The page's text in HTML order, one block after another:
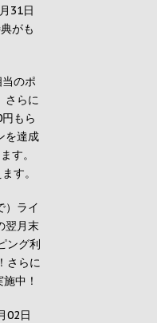
31日
がも
のポ
さらに
もら
を達成
す。
す。
）ライ
翌月末
ング利
さらに
中！
02日